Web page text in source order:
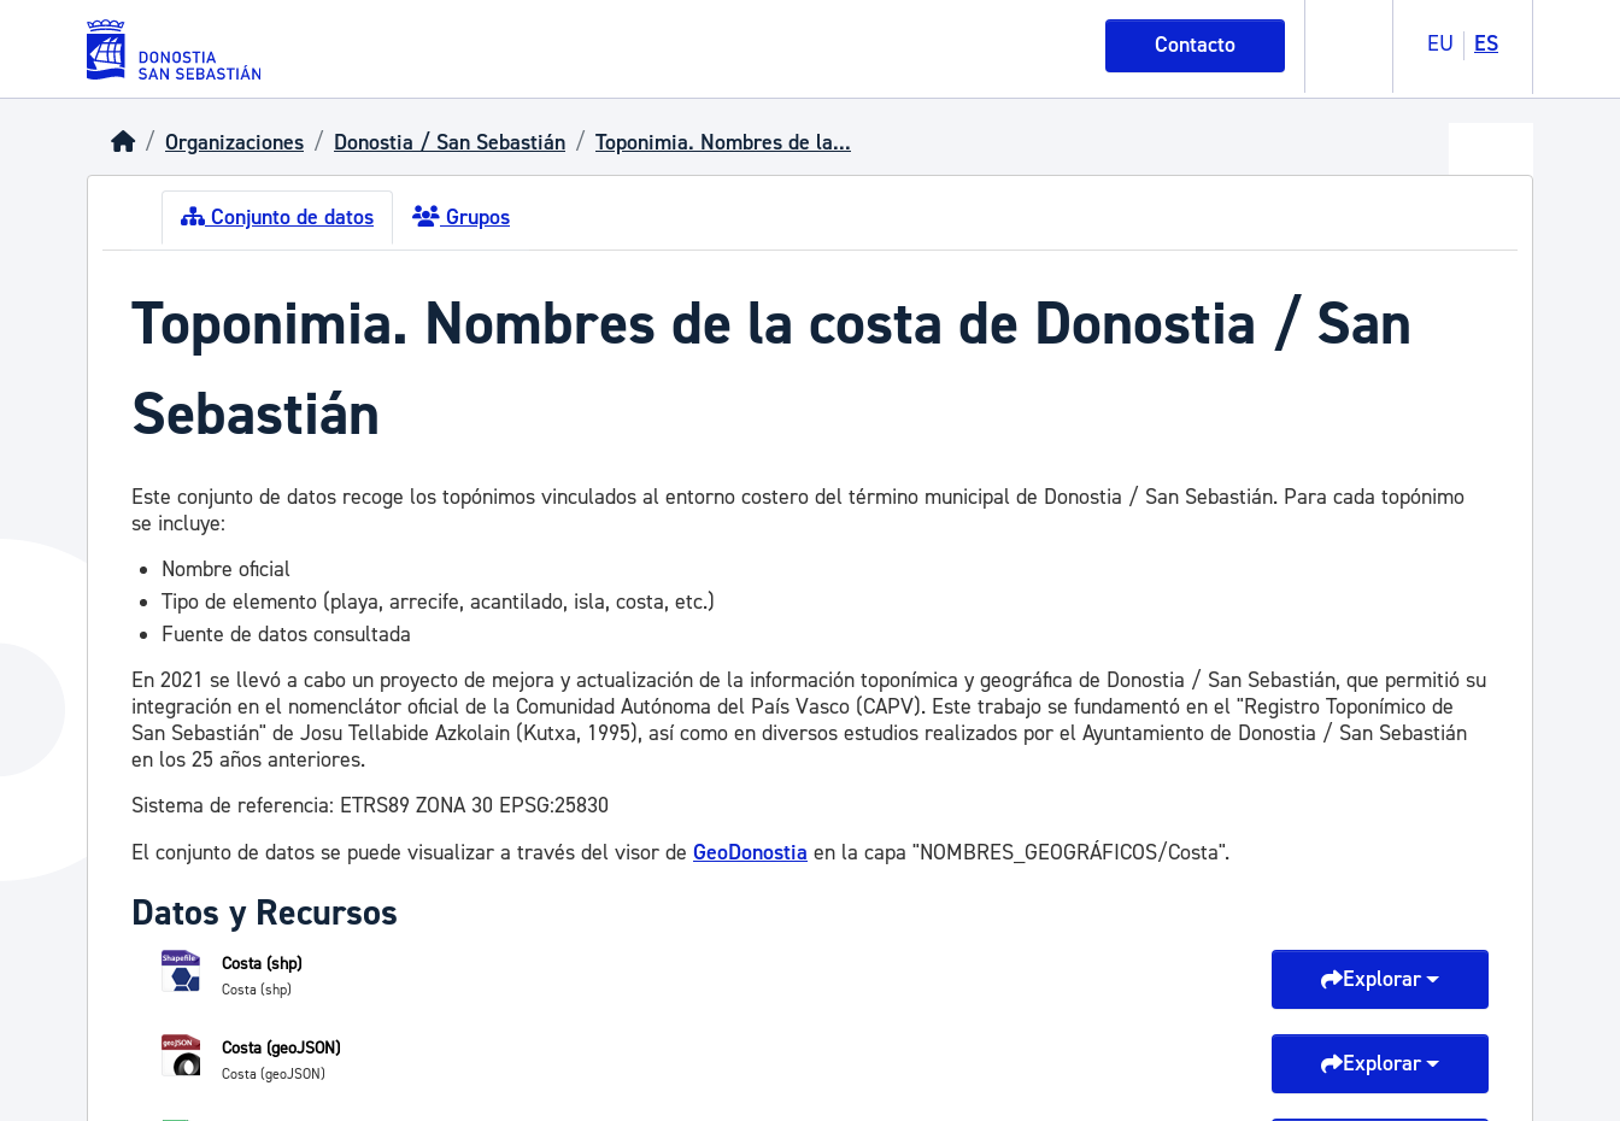
Skip to main content
Contacto
EU ES
Organizaciones Donostia / San Sebastián Toponimia. Nombres de la...
Conjunto de datos Grupos
Toponimia. Nombres de la costa de Donostia / San
Sebastián
Este conjunto de datos recoge los topónimos vinculados al entorno costero del término municipal de Donostia / San Sebastián. Para cada topónimo
se incluye:
Nombre oficial
Tipo de elemento (playa, arrecife, acantilado, isla, costa, etc.)
Fuente de datos consultada
En 2021 se llevó a cabo un proyecto de mejora y actualización de la información toponímica y geográfica de Donostia / San Sebastián, que permitió su
integración en el nomenclátor oficial de la Comunidad Autónoma del País Vasco (CAPV). Este trabajo se fundamentó en el "Registro Toponímico de
San Sebastián" de Josu Tellabide Azkolain (Kutxa, 1995), así como en diversos estudios realizados por el Ayuntamiento de Donostia / San Sebastián
en los 25 años anteriores.
Sistema de referencia: ETRS89 ZONA 30 EPSG:25830
El conjunto de datos se puede visualizar a través del visor de GeoDonostia en la capa "NOMBRES_GEOGRÁFICOS/Costa".
Datos y Recursos
Costa (shp)
Costa (shp) Explorar
Costa (geoJSON)
Costa (geoJSON) Explorar